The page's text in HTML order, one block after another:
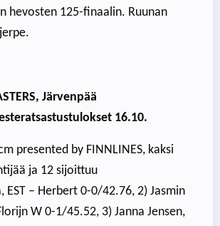
hevosten 125-finaalin. Ruunan
Järvenpää
16.10.
presented by FINNLINES, kaksi
ja 12 sijoittuu
EST – Herbert 0-0/42.76, 2) Jasmin
W 0-1/45.52, 3) Janna Jensen,